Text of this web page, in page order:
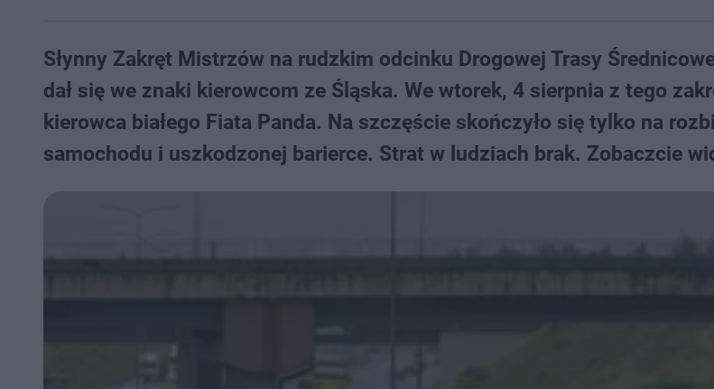
Słynny Zakręt Mistrzów na rudzkim odcinku Drogowej Trasy
dał się we znaki kierowcom ze Śląska. We wtorek, 4 sierpnia z tego
kierowca białego Fiata Panda. Na szczęście skończyło się tylko na
samochodu i uszkodzonej barierce. Strat w ludziach brak. Zobaczcie